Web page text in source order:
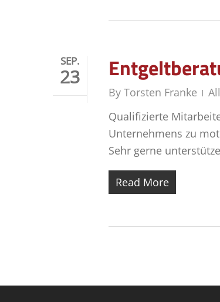
SEP.
23
By Torsten Franke
Qualifizierte
Unternehmens zu
Sehr gerne
Read More